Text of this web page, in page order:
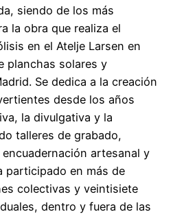
siendo de los más
la obra que realiza el
en el Atelje Larsen en
planchas solares y
Se dedica a la creación
desde los años
la divulgativa y la
talleres de grabado,
artesanal y
participado en más de
colectivas y veintisiete
dentro y fuera de las